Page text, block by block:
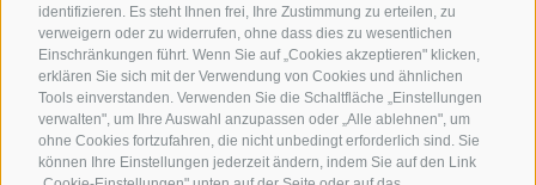
identifizieren. Es steht Ihnen frei, Ihre Zustimmung zu erteilen, zu
verweigern oder zu widerrufen, ohne dass dies zu wesentlichen
Einschränkungen führt. Wenn Sie auf „Cookies akzeptieren" klicken,
erklären Sie sich mit der Verwendung von Cookies und ähnlichen
Tools einverstanden. Verwenden Sie die Schaltfläche „Einstellungen
verwalten", um Ihre Auswahl anzupassen oder „Alle ablehnen", um
ohne Cookies fortzufahren, die nicht unbedingt erforderlich sind. Sie
können Ihre Einstellungen jederzeit ändern, indem Sie auf den Link